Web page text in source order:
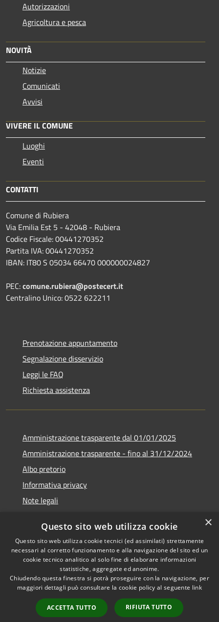
Autorizzazioni
Agricoltura e pesca
NOVITÀ
Notizie
Comunicati
Avvisi
VIVERE IL COMUNE
Luoghi
Eventi
CONTATTI
Comune di Rubiera
Via Emilia Est 5 - 42048 - Rubiera
Codice Fiscale: 00441270352
Partita IVA: 00441270352
IBAN: IT80 S 05034 66470 000000024827
PEC:comune.rubiera@postecert.it
Centralino Unico: 0522 622211
Prenotazione appuntamento
Segnalazione disservizio
Leggi le FAQ
Richiesta assistenza
Amministrazione trasparente dal 01/01/2025
Amministrazione trasparente - fino al 31/12/2024
Albo pretorio
Informativa privacy
Note legali
Piano di miglioramento del sito
RSS
Accessibilità
Copyright © 2026 • Comune di
Rubiera • Powered by
Municipium•
Accesso
redazione
×
Questo sito web utilizza cookie
Questo sito web utilizza cookie tecnici (ed assimilati) strettamente
necessari al corretto funzionamento e alla navigazione del sito ed un
cookie tecnico analitico al solo fine di elaborare informazioni
statistiche, aggregate ed anonime.
Chiudendo questa finestra si potrà proseguire con la navigazione, per
maggiori dettagli può consultare la cookie policy al seguente link
ACCETTA TUTTO RIFIUTA TUTTO